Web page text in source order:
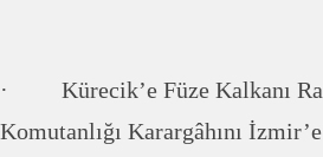
· Kürecik’e Füze Kalkanı
Komutanlığı Karargâhını